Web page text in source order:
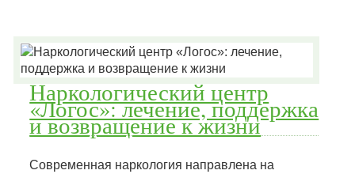
Наркологический центр
«Логос»: лечение, поддержка
и возвращение к жизни
Современная наркология направлена на